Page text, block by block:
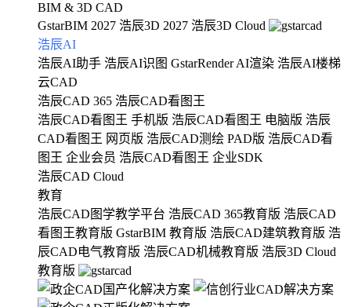
BIM & 3D CAD
GstarBIM 2027 浩辰3D 2027 浩辰3D Cloud
浩辰AI
浩辰AI助手 浩辰AI识图 GstarRender AI渲染 浩辰AI楼梯
云CAD
浩辰CAD 365 浩辰CAD看图王
浩辰CAD看图王 手机版 浩辰CAD看图王 电脑版 浩辰
CAD看图王 网页版 浩辰CAD测绘 PAD版 浩辰CAD看
图王 企业会员 浩辰CAD看图王 企业SDK
浩辰CAD Cloud
教育
浩辰CAD图学教学平台 浩辰CAD 365教育版 浩辰CAD
看图王教育版 GstarBIM 教育版 浩辰CAD建筑教育版 浩
辰CAD电气教育版 浩辰CAD机械教育版 浩辰3D Cloud
教育版